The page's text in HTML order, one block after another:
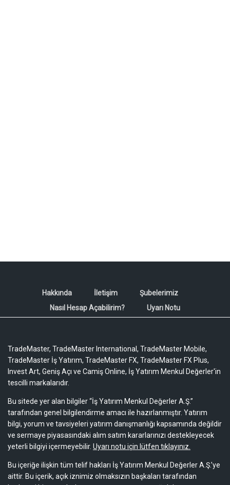
Hakkında İletişim
Şubelerimiz
Nasıl Hesap Açabilirim?
Uyarı Notu
TradeMaster, TradeMaster International, TradeMaster Mobile,
TradeMaster İş Yatırım, TradeMaster FX, TradeMaster FX Plus,
Invest Art, Geniş Açı ve Camiş Online, İş Yatırım Menkul Değerler'in
tescilli markalarıdır.
Bu sitede yer alan bilgiler “İş Yatırım Menkul Değerler A.Ş.”
tarafından genel bilgilendirme amacı ile hazırlanmıştır. Yatırım
bilgi, yorum ve tavsiyeleri yatırım danışmanlığı kapsamında değildir
ve sermaye piyasasındaki alım satım kararlarınızı destekleyecek
yeterli bilgiyi içermeyebilir. Uyarı notu için lütfen tıklayınız.
Bu içeriğe ilişkin tüm telif hakları İş Yatırım Menkul Değerler A.Ş.’ye
aittir. Bu içerik, açık iznimiz olmaksızın başkaları tarafından